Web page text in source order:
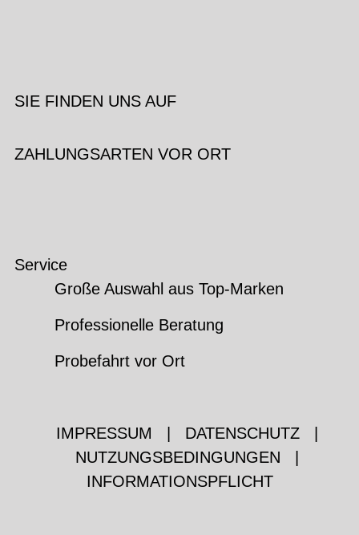
SIE FINDEN UNS AUF
ZAHLUNGSARTEN VOR ORT
Service
Große Auswahl aus Top-Marken
Professionelle Beratung
Probefahrt vor Ort
IMPRESSUM DATENSCHUTZ
NUTZUNGSBEDINGUNGEN
INFORMATIONSPFLICHT